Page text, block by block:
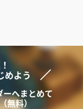
めよう
ーへまとめて
無料）